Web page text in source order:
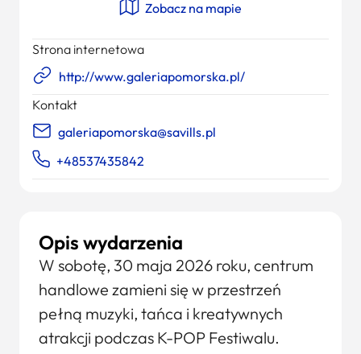
Opis wydarzenia
W sobotę, 30 maja 2026 roku, centrum
handlowe zamieni się w przestrzeń
pełną muzyki, tańca i kreatywnych
atrakcji podczas K-POP Festiwalu.
Zobacz na mapie
Strona internetowa
http://www.galeriapomorska.pl/
Kontakt
galeriapomorska@savills.pl
+48537435842